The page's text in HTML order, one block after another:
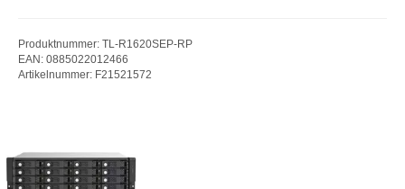
Produktnummer: TL-R1620SEP-RP
EAN: 0885022012466
Artikelnummer: F21521572